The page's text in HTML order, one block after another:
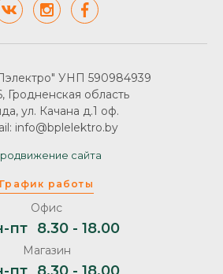
График работы
Офис
пт 8.30 - 18.00
Магазин
УНП 590984939
Гродненская область
ул. Качана д.1 оф.
info@bplelektro.by
сайта